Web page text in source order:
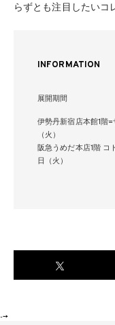
らずとも注目したいコ
INFORMATION
展開期間
伊勢丹新宿店本館1階
（火）
阪急うめだ本店1階 コ
日（火）
-->